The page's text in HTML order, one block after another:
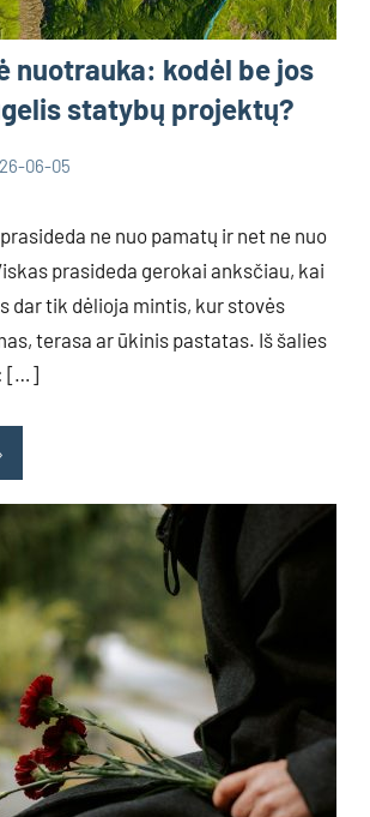
nuotrauka: kodėl be jos
statybų projektų?
06-05
ne nuo pamatų ir net ne nuo
prasideda gerokai anksčiau, kai
dar tik dėlioja mintis, kur stovės
terasa ar ūkinis pastatas. Iš šalies
[…]